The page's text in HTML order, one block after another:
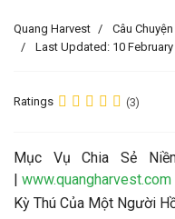
Quang Harvest
Câu
Last Updated: 10 February
Ratings (3)
Mục Vụ Chia Sẻ
|www.quangharvest.com
Kỳ Thú Của Một Người